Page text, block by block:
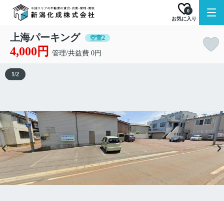
お気に入り
0
上海パーキング 空室2
4,000円 管理/共益費 0円
1/2